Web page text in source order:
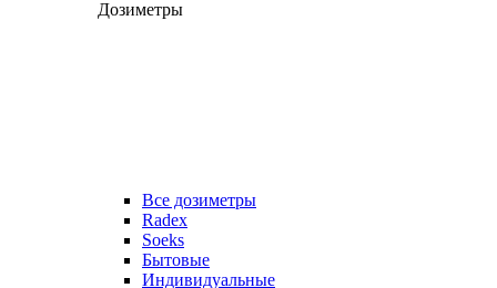
Дозиметры
Все дозиметры
Radex
Soeks
Бытовые
Индивидуальные